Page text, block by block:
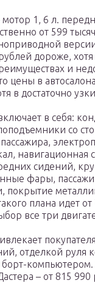
мотор 1, 6 л.
от 599
дороже, хотя
и
цены в
в достаточно
в себя:
со
навигационная
сидений,
фары,
покрытие
плана идет от
все три
отделкой руля
компьютером.
– от 815 990